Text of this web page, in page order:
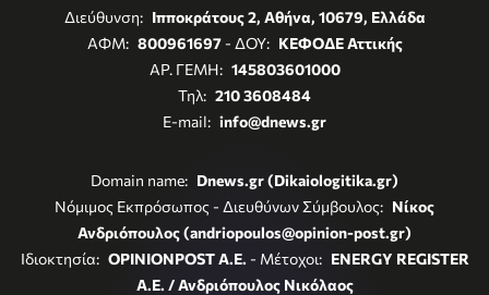
Διεύθυνση: Ιπποκράτους 2, Αθήνα, 10679, Ελλάδα
ΑΦΜ: 800961697- ΔΟΥ: ΚΕΦΟΔΕ Αττικής
ΑΡ. ΓΕΜΗ: 145803601000
Τηλ: 210 3608484
E-mail: info@dnews.gr
Domain name: Dnews.gr (Dikaiologitika.gr)
Νόμιμος Εκπρόσωπος - Διευθύνων Σύμβουλος: Νίκος
Ανδριόπουλος (andriopoulos@opinion-post.gr)
Ιδιοκτησία: OPINIONPOST A.E. - Μέτοχοι: ENERGY REGISTER
Α.Ε. / Ανδριόπουλος Νικόλαος